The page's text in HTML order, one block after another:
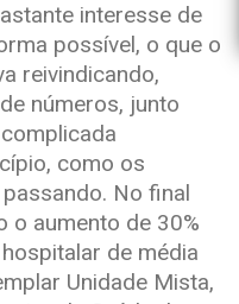
interesse de
possível, o que o
reivindicando,
números, junto
como os
No final
o aumento de 30%
de média
Unidade Mista,